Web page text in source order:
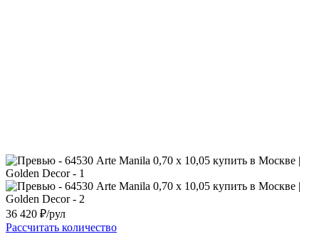
36 420 ₽/рул
Рассчитать количество